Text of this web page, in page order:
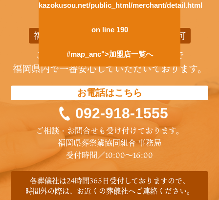
kazokusou.net/public_html/merchant/detail.html
on line 190
#map_anc">加盟店一覧へ
福岡県葬祭業協同組合 福岡県知事認可
ご遺族の方に誠実に寄り添うことで
福岡県内で一番安心していただいております。
お電話はこちら
092-918-1555
ご相談・お問合せも受け付けております。
福岡県葬祭業協同組合 事務局
受付時間／10:00〜16:00
各葬儀社は24時間365日受付しておりますので、
時間外の際は、お近くの葬儀社へご連絡ください。